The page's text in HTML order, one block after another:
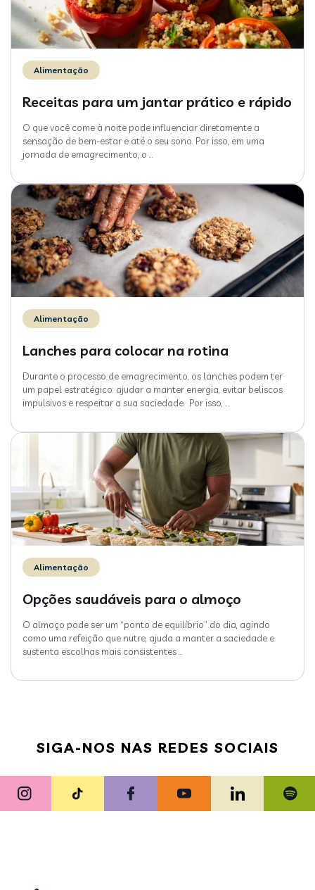
Alimentação
Receitas para um jantar prático e rápido
O que você come à noite pode influenciar diretamente a
sensação de bem-estar e até o seu sono. Por isso, em uma
jornada de emagrecimento, o
Alimentação
Lanches para colocar na rotina
Durante o processo de emagrecimento, os lanches podem ter
um papel estratégico: ajudar a manter energia, evitar beliscos
impulsivos e respeitar a sua saciedade. Por isso,
Alimentação
Opções saudáveis para o almoço
O almoço pode ser um “ponto de equilíbrio” do dia, agindo
como uma refeição que nutre, ajuda a manter a saciedade e
sustenta escolhas mais consistentes
SIGA-NOS NAS REDES SOCIAIS